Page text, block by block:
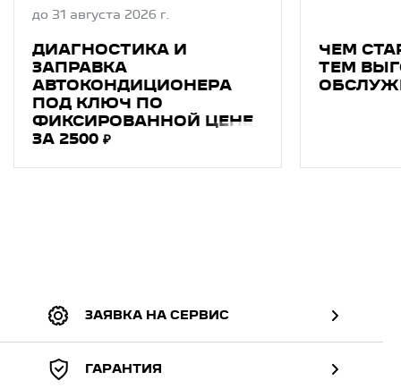
до 31 августа 2026 г.
ДИАГНОСТИКA И
ЗAПPAВКA
АВТОКОНДИЦИОНEРA
ПОД КЛЮЧ ПО
ФИКСИРОВАННОЙ ЦЕНЕ
ЗА 2500 ₽
ЧЕМ
ТЕМ
ЗАЯВКА НА СЕРВИС
ГАРАНТИЯ